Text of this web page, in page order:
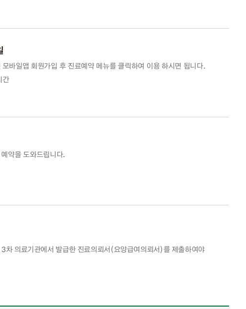
모바일앱 회원가입 후 진료예약 메뉴를 클릭하여 이용 하시면 됩니다.
간
약을 도와드립니다.
의료기관에서 발급한 진료의뢰서(요양급여의뢰서)를 제출하여야